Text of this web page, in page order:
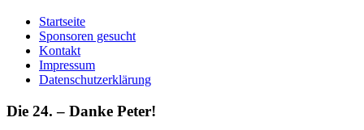
Startseite
Sponsoren gesucht
Kontakt
Impressum
Datenschutzerklärung
Die 24. – Danke Peter!